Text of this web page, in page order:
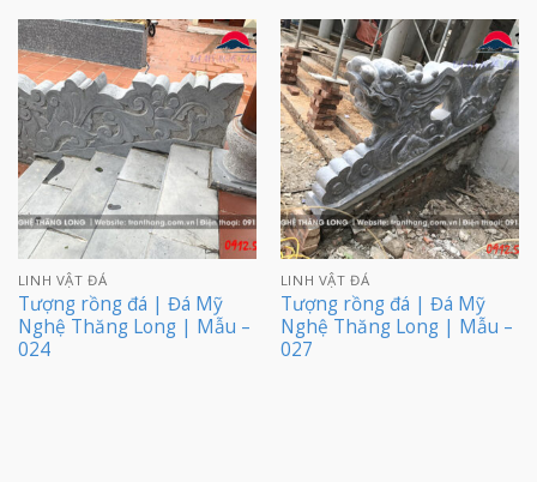
LINH VẬT ĐÁ
Tượng rồng đá | Đá Mỹ
Nghệ Thăng Long | Mẫu –
024
LINH VẬT ĐÁ
Tượng rồng đá | Đá Mỹ
Nghệ Thăng Long | Mẫu –
027